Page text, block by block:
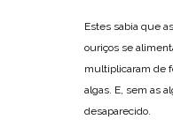
Estes sabia que
ouriços se
multiplicaram de
algas. E, sem as
desaparecido.